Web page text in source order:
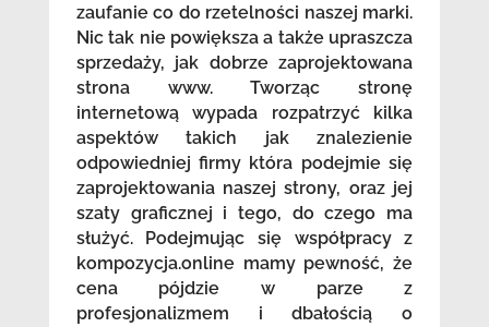
zaufanie co do rzetelności naszej marki.
Nic tak nie powiększa a także upraszcza
sprzedaży, jak dobrze zaprojektowana
strona www. Tworząc stronę
internetową wypada rozpatrzyć kilka
aspektów takich jak znalezienie
odpowiedniej firmy która podejmie się
zaprojektowania naszej strony, oraz jej
szaty graficznej i tego, do czego ma
służyć. Podejmując się współpracy z
kompozycja.online mamy pewność, że
cena pójdzie w parze z
profesjonalizmem i dbałością o